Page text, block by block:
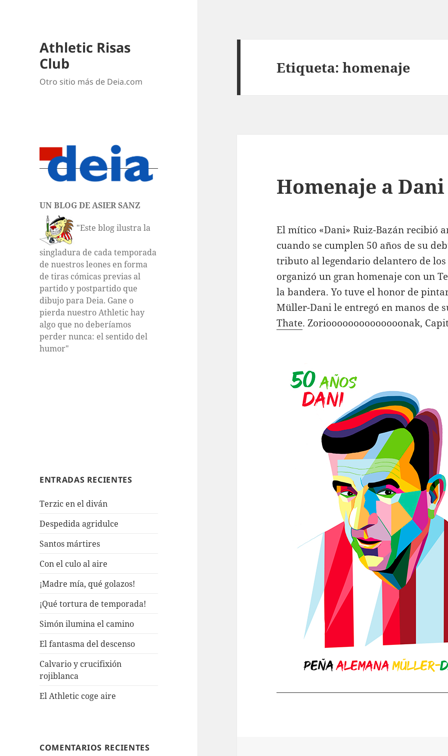
Athletic Risas
Club
Otro sitio más de Deia.com
UN BLOG DE ASIER SANZ
"Este blog ilustra la
singladura de cada temporada
de nuestros leones en forma
de tiras cómicas previas al
partido y postpartido que
dibujo para Deia. Gane o
pierda nuestro Athletic hay
algo que no deberíamos
perder nunca: el sentido del
humor"
ENTRADAS RECIENTES
Terzic en el diván
Despedida agridulce
Santos mártires
Con el culo al aire
¡Madre mía, qué golazos!
¡Qué tortura de temporada!
Simón ilumina el camino
El fantasma del descenso
Calvario y crucifixión
rojiblanca
El Athletic coge aire
COMENTARIOS RECIENTES
Etiqueta:homenaje
Homenaje a Dani
El mítico «Dani» Ruiz-Bazán recibió
cuando se cumplen 50 años de su
tributo al legendario delantero de los
organizó un gran homenaje con un
la bandera. Yo tuve el honor de
Müller-Dani le entregó en manos de
Thate. Zorioooooooooooooonak,